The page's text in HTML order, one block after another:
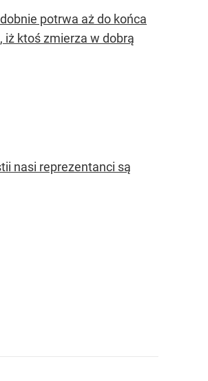
potrwa aż do końca
iż ktoś zmierza w dobrą
nasi reprezentanci są